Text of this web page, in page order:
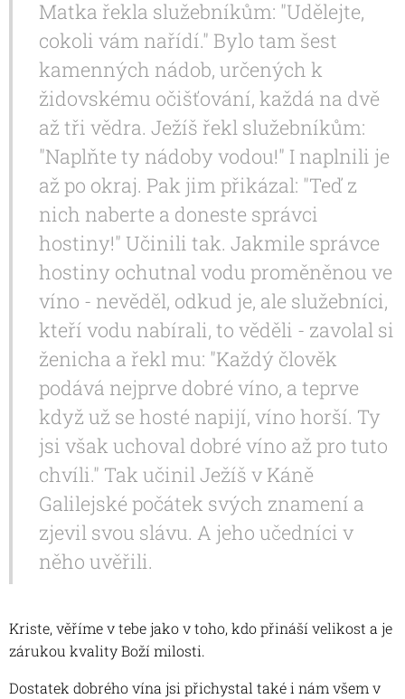
Matka řekla služebníkům: "Udělejte,
cokoli vám nařídí." Bylo tam šest
kamenných nádob, určených k
židovskému očišťování, každá na dvě
až tři vědra. Ježíš řekl služebníkům:
"Naplňte ty nádoby vodou!" I naplnili je
až po okraj. Pak jim přikázal: "Teď z
nich naberte a doneste správci
hostiny!" Učinili tak. Jakmile správce
hostiny ochutnal vodu proměněnou ve
víno - nevěděl, odkud je, ale služebníci,
kteří vodu nabírali, to věděli - zavolal si
ženicha a řekl mu: "Každý člověk
podává nejprve dobré víno, a teprve
když už se hosté napijí, víno horší. Ty
jsi však uchoval dobré víno až pro tuto
chvíli." Tak učinil Ježíš v Káně
Galilejské počátek svých znamení a
zjevil svou slávu. A jeho učedníci v
něho uvěřili.
Kriste, věříme v tebe jako v toho, kdo přináší velikost a je
zárukou kvality Boží milosti.
Dostatek dobrého vína jsi přichystal také i nám všem v